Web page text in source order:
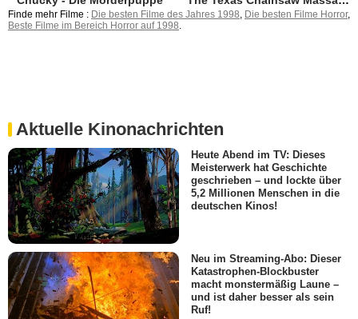
Finde mehr Filme : Die besten Filme des Jahres 1998 Die besten Filme Horror,
Beste Filme im Bereich Horror auf 1998
Aktuelle Kinonachrichten
Heute Abend im TV: Dieses
Meisterwerk hat Geschichte
geschrieben – und lockte über
5,2 Millionen Menschen in die
deutschen Kinos!
Neu im Streaming-Abo: Dieser
Katastrophen-Blockbuster
macht monstermäßig Laune –
und ist daher besser als sein
Ruf!